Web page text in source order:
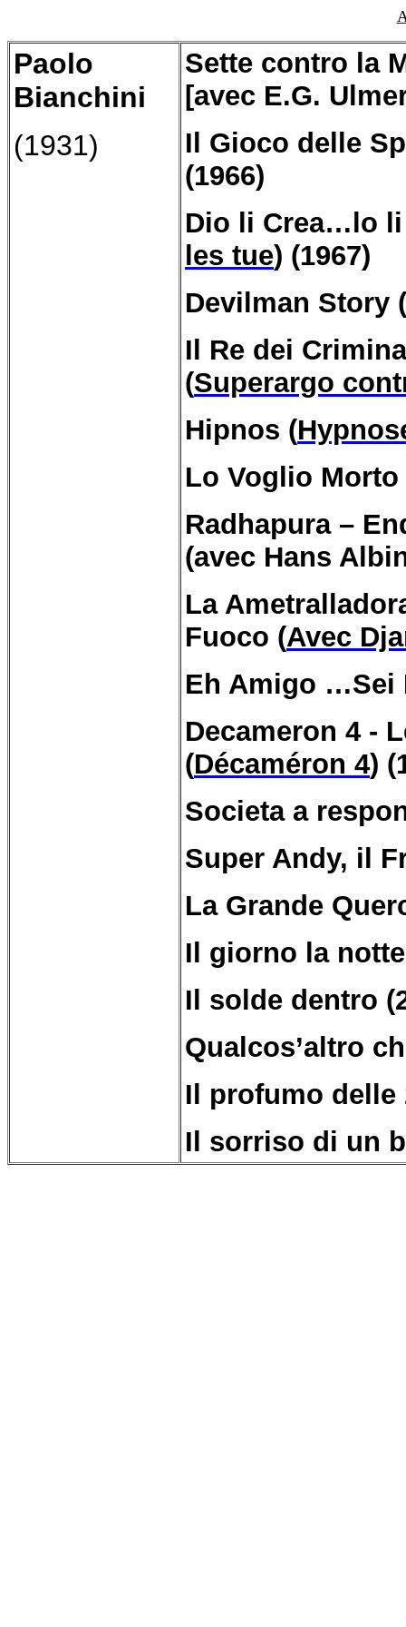
Paolo
Bianchini
(1931)
Sette contro la
[avec E.G.
Il Gioco delle
(1966)
Dio li Crea…lo
les tue) (1967)
Devilman Story (
Il Re dei
(Superargo
Hipnos (
Lo Voglio Morto
Radhapura –
(avec Hans
La
Fuoco (Avec
Eh Amigo …Sei
Decameron 4 -
(Décaméron 4)
Societa a
Super Andy, il
La Grande
Il giorno la
Il solde dentro
Qualcos’altro
Il profumo delle
Il sorriso di un